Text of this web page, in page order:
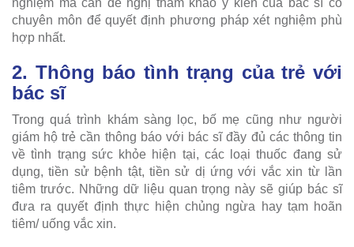
nghiệm mà cần đề nghị tham khảo ý kiến của bác sĩ có
chuyên môn để quyết định phương pháp xét nghiệm phù
hợp nhất.
2. Thông báo tình trạng của trẻ với
bác sĩ
Trong quá trình khám sàng lọc, bố mẹ cũng như người
giám hộ trẻ cần thông báo với bác sĩ đầy đủ các thông tin
về tình trạng sức khỏe hiện tại, các loại thuốc đang sử
dụng, tiền sử bệnh tật, tiền sử dị ứng với vắc xin từ lần
tiêm trước. Những dữ liệu quan trọng này sẽ giúp bác sĩ
đưa ra quyết định thực hiện chủng ngừa hay tạm hoãn
tiêm/ uống vắc xin.